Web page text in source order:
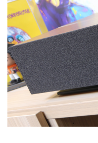
DOSSIERS
NOUS